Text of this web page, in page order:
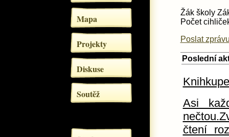
Mapa
Projekty
Diskuse
Soutěž
Žák školy
Počet
Poslat
Poslední
Asi
čtení